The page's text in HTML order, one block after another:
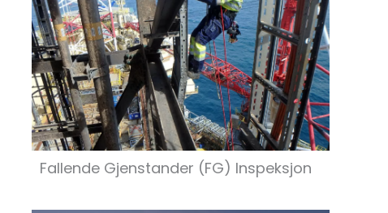
Fallende Gjenstander (FG) Inspeksjon